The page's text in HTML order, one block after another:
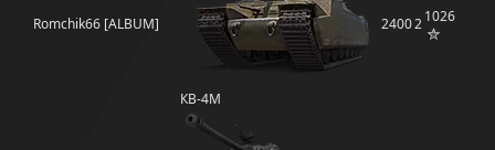
Romchik66 [ALBUM]
КВ-4М
240021026